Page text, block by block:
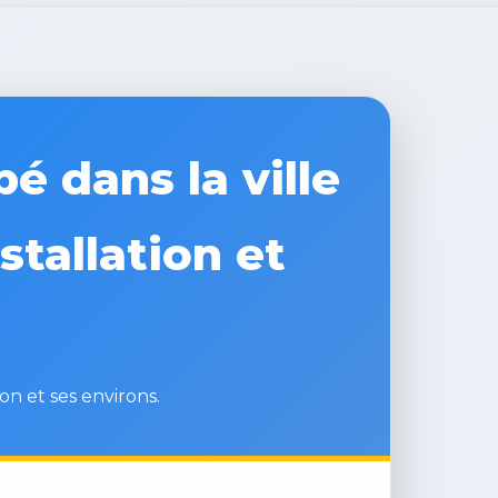
dans la ville
et
et ses environs.